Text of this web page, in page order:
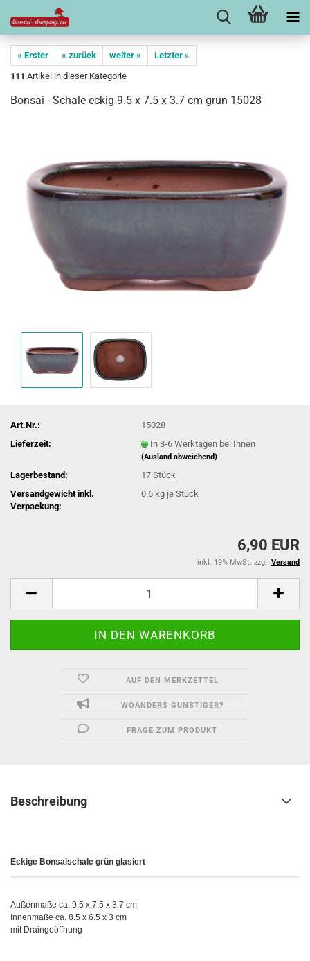
« Erster « zurück weiter »
Letzter »
111 Artikel in dieser Kategorie
Bonsai - Schale eckig 9.5 x 7.5 x 3.7 cm grün 15028
Art.Nr.:
15028
Lieferzeit:
In 3-6 Werktagen bei Ihnen
(Ausland abweichend)
Lagerbestand: 17Stück
Versandgewicht inkl.
Verpackung:
0.6 kg je Stück
6,90 EUR
inkl. 19% MwSt. zzgl. Versand
AUF DEN MERKZETTEL
WOANDERS GÜNSTIGER?
FRAGE ZUM PRODUKT
Beschreibung
Eckige Bonsaischale grün glasiert
Außenmaße ca. 9.5 x 7.5 x 3.7 cm
Innenmaße ca. 8.5 x 6.5 x 3 cm
mit Draingeöffnung